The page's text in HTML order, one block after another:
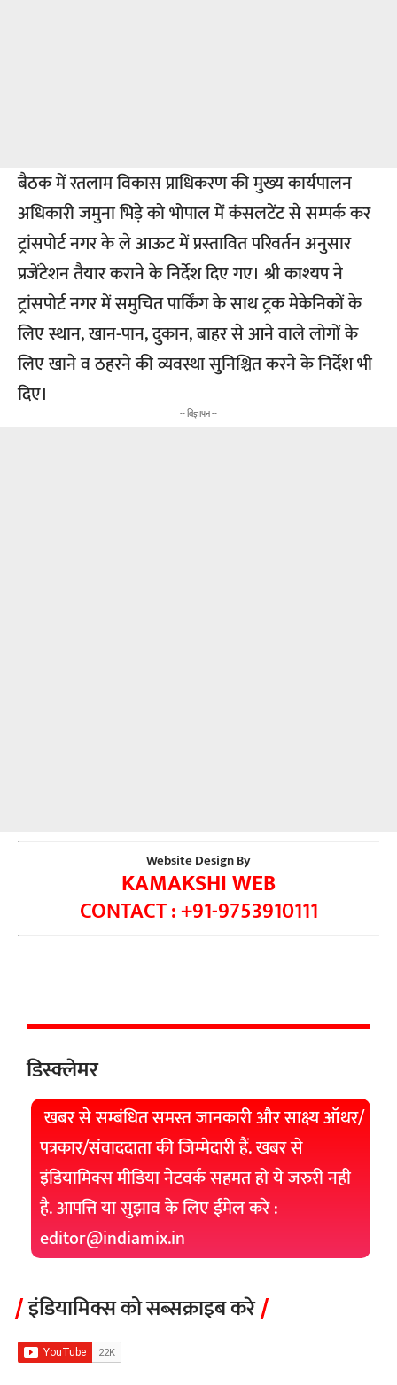
बैठक में रतलाम विकास प्राधिकरण की मुख्य कार्यपालन
अधिकारी जमुना भिड़े को भोपाल में कंसलटेंट से सम्पर्क कर
ट्रांसपोर्ट नगर के ले आऊट में प्रस्तावित परिवर्तन अनुसार
प्रजेंटेशन तैयार कराने के निर्देश दिए गए। श्री काश्यप ने
ट्रांसपोर्ट नगर में समुचित पार्किंग के साथ ट्रक मेकेनिकों के
लिए स्थान, खान-पान, दुकान, बाहर से आने वाले लोगों के
लिए खाने व ठहरने की व्यवस्था सुनिश्चित करने के निर्देश भी
दिए।
-- विज्ञापन --
Website Design By
KAMAKSHI WEB
CONTACT : +91-9753910111
डिस्क्लेमर
खबर से सम्बंधित समस्त जानकारी और साक्ष्य ऑथर/
पत्रकार/संवाददाता की जिम्मेदारी हैं. खबर से
इंडियामिक्स मीडिया नेटवर्क सहमत हो ये जरुरी नही
है. आपत्ति या सुझाव के लिए ईमेल करे :
editor@indiamix.in
इंडियामिक्स को सब्सक्राइब करे